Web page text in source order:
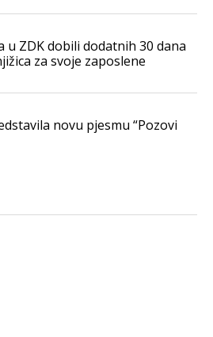
u ZDK dobili dodatnih 30 dana
za svoje zaposlene
novu pjesmu “Pozovi